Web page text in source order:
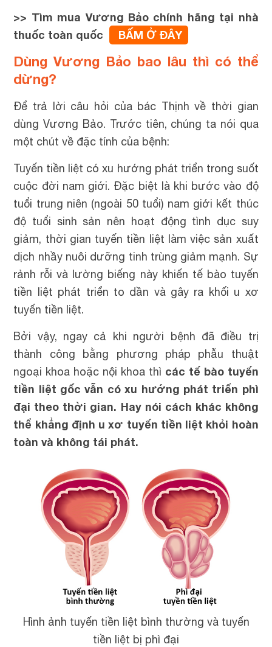
>> Tìm mua Vương Bảo chính hãng tại nhà
thuốc toàn quốc
BẤM Ở ĐÂY
Dùng Vương Bảo bao lâu thì có thể
dừng?
Để trả lời câu hỏi của bác Thịnh về thời gian
dùng Vương Bảo. Trước tiên, chúng ta nói qua
một chút về đặc tính của bệnh:
Tuyến tiền liệt có xu hướng phát triển trong suốt
cuộc đời nam giới. Đặc biệt là khi bước vào độ
tuổi trung niên (ngoài 50 tuổi) nam giới kết thúc
độ tuổi sinh sản nên hoạt động tình dục suy
giảm, thời gian tuyến tiền liệt làm việc sản xuất
dịch nhầy nuôi dưỡng tinh trùng giảm mạnh. Sự
rảnh rỗi và lường biếng này khiến tế bào tuyến
tiền liệt phát triển to dần và gây ra khối u xơ
tuyến tiền liệt.
Bởi vậy, ngay cả khi người bệnh đã điều trị
thành công bằng phương pháp phẫu thuật
ngoại khoa hoặc nội khoa thì các tế bào tuyến
tiền liệt gốc vẫn có xu hướng phát triển phì
đại theo thời gian. Hay nói cách khác không
thể khẳng định u xơ tuyến tiền liệt khỏi hoàn
toàn và không tái phát.
Hình ảnh tuyến tiền liệt bình thường và tuyến
tiền liệt bị phì đại